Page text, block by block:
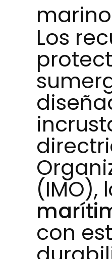
Los
(IMO),
con